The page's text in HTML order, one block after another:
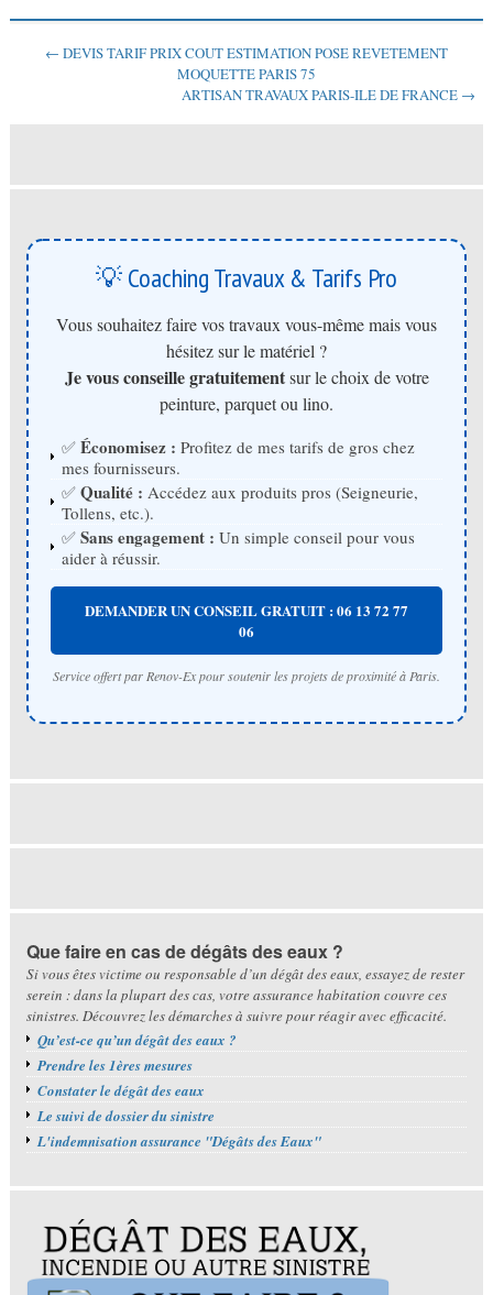
← DEVIS TARIF PRIX COUT ESTIMATION POSE REVETEMENT
MOQUETTE PARIS 75
ARTISAN TRAVAUX PARIS-ILE DE FRANCE →
💡 Coaching Travaux & Tarifs Pro
Vous souhaitez faire vos travaux vous-même mais vous
hésitez sur le matériel ?
Je vous conseille gratuitementsur le choix de votre
peinture, parquet ou lino.
✅ Économisez : Profitez de mes tarifs de gros chez
mes fournisseurs.
✅ Qualité : Accédez aux produits pros (Seigneurie,
Tollens, etc.).
✅ Sans engagement : Un simple conseil pour vous
aider à réussir.
DEMANDER UN CONSEIL GRATUIT : 06 13 72 77
06
Service offert par Renov-Ex pour soutenir les projets de proximité à Paris.
Que faire en cas de dégâts des eaux ?
Si vous êtes victime ou responsable d’un dégât des eaux, essayez de rester
serein : dans la plupart des cas, votre assurance habitation couvre ces
sinistres. Découvrez les démarches à suivre pour réagir avec efficacité.
Qu’est-ce qu’un dégât des eaux ?
Prendre les 1ères mesures
Constater le dégât des eaux
Le suivi de dossier du sinistre
L'indemnisation assurance "Dégâts des Eaux"